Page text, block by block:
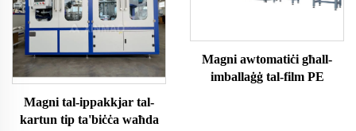
Magni tal-ippakkjar tal-
kartun tip ta'biċċa waħda
Magni awtomatiċi għall-
imballaġġ tal-film PE